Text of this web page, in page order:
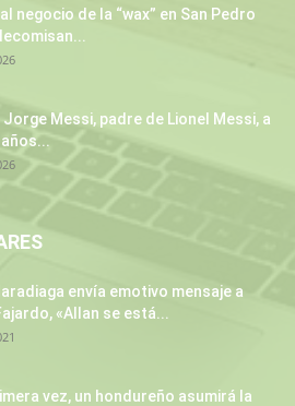
negocio de la “wax” en San Pedro
Jorge Messi, padre de Lionel Messi, a
envía emotivo mensaje a
«Allan se está...
vez, un hondureño asumirá la